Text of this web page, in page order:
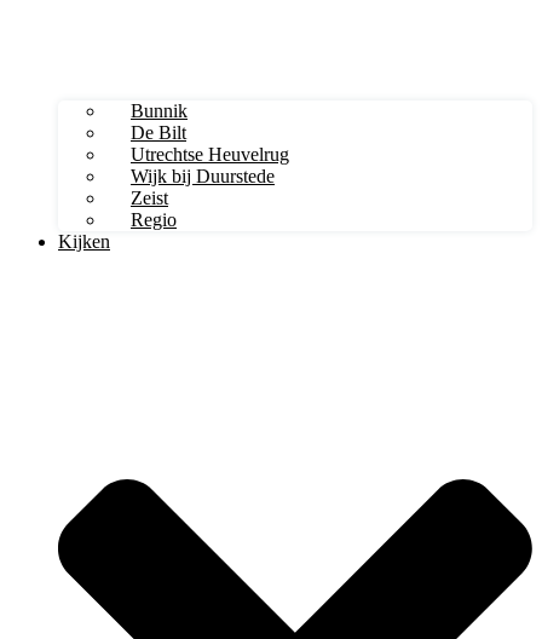
Bunnik
De Bilt
Utrechtse Heuvelrug
Wijk bij Duurstede
Zeist
Regio
Kijken